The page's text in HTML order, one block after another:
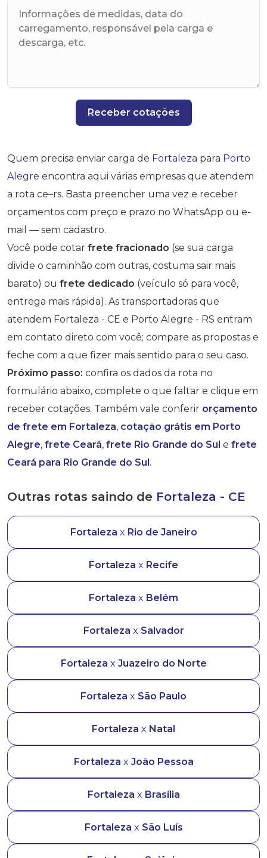
Receber cotações
Quem precisa enviar carga de Fortaleza para Porto
Alegre encontra aqui várias empresas que atendem
a rota ce–rs. Basta preencher uma vez e receber
orçamentos com preço e prazo no WhatsApp ou e-
mail — sem cadastro.
Você pode cotar frete fracionado (se sua carga
divide o caminhão com outras, costuma sair mais
barato) ou frete dedicado (veículo só para você,
entrega mais rápida). As transportadoras que
atendem Fortaleza - CE e Porto Alegre - RS entram
em contato direto com você; compare as propostas e
feche com a que fizer mais sentido para o seu caso.
Próximo passo: confira os dados da rota no
formulário abaixo, complete o que faltar e clique em
receber cotações. Também vale conferir orçamento
de frete em Fortaleza, cotação grátis em Porto
Alegre, frete Ceará, frete Rio Grande do Sul e frete
Ceará para Rio Grande do Sul .
Outras rotas saindo de Fortaleza - CE
Fortaleza x Rio de Janeiro
Fortaleza x Recife
Fortaleza x Belém
Fortaleza x Salvador
Fortaleza x Juazeiro do Norte
Fortaleza x São Paulo
Fortaleza x Natal
Fortaleza x João Pessoa
Fortaleza x Brasília
Fortaleza x São Luís